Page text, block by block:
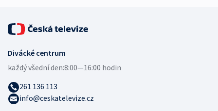
Divácké centrum
každý všední den:8:00—16:00 hodin
261 136 113
info@ceskatelevize.cz